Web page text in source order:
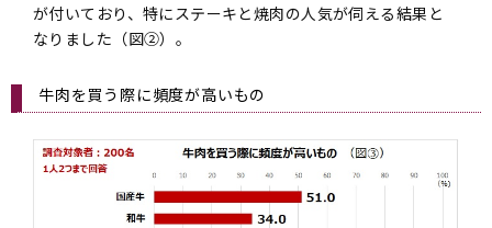
が付いており、特にステーキと焼肉の人気が伺える結果と
なりました（図➁）。
牛肉を買う際に頻度が高いもの